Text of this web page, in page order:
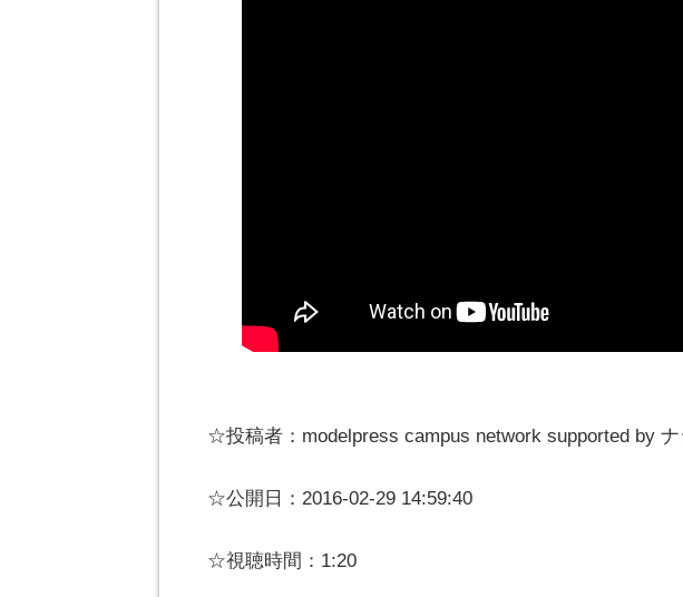
☆投稿者：modelpress campus network supported by ナ
☆公開日：2016-02-29 14:59:40
☆視聴時間：1:20